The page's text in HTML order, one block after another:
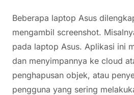
Beberapa laptop Asus
mengambil screenshot.
pada laptop Asus. Aplikasi ini
dan menyimpannya ke cloud
penghapusan objek, atau
pengguna yang sering